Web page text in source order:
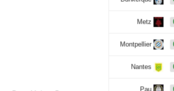
Metz
Montpellier
Nantes
Pau